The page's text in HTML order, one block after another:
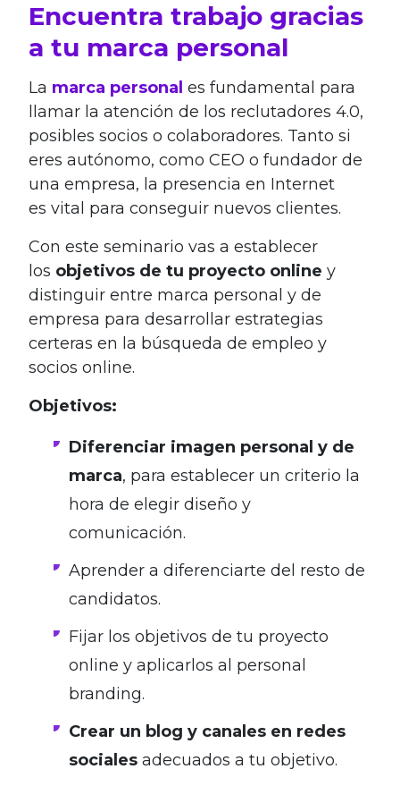
Encuentra trabajo gracias
a tu marca personal
La marca personal es fundamental para
llamar la atención de los reclutadores 4.0,
posibles socios o colaboradores. Tanto si
eres autónomo, como CEO o fundador de
una empresa, la presencia en Internet
es vital para conseguir nuevos clientes.
Con este seminario vas a establecer
los objetivos de tu proyecto online y
distinguir entre marca personal y de
empresa para desarrollar estrategias
certeras en la búsqueda de empleo y
socios online.
Objetivos:
Diferenciar imagen personal y de
marca, para establecer un criterio la
hora de elegir diseño y
comunicación.
Aprender a diferenciarte del resto de
candidatos.
Fijar los objetivos de tu proyecto
online y aplicarlos al personal
branding.
Crear un blog y canales en redes
sociales adecuados a tu objetivo.